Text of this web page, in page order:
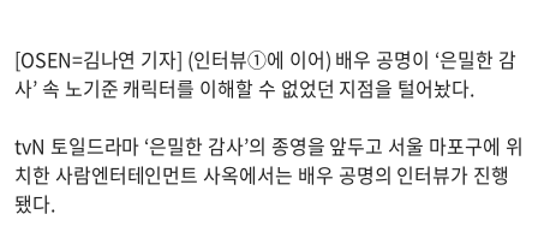
[OSEN=김나연 기자] (인터뷰①에 이어) 배우 공명이 ‘은밀한 감
사’ 속 노기준 캐릭터를 이해할 수 없었던 지점을 털어놨다.
tvN 토일드라마 ‘은밀한 감사’의 종영을 앞두고 서울 마포구에 위
치한 사람엔터테인먼트 사옥에서는 배우 공명의 인터뷰가 진행
됐다.